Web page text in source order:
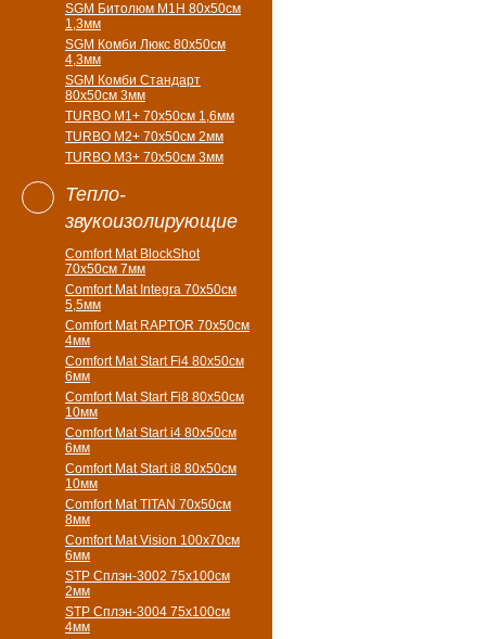
SGM Битолюм M1H 80x50см
1,3мм
SGM Комби Люкс 80x50см
4,3мм
SGM Комби Стандарт
80x50см 3мм
TURBO M1+ 70х50см 1,6мм
TURBO M2+ 70х50см 2мм
TURBO M3+ 70х50см 3мм
Тепло-
звукоизолирующие
Comfort Mat BlockShot
70х50см 7мм
Comfort Mat Integra 70х50см
5,5мм
Comfort Mat RAPTOR 70х50см
4мм
Comfort Mat Start Fi4 80х50см
6мм
Comfort Mat Start Fi8 80х50см
10мм
Comfort Mat Start i4 80х50см
6мм
Comfort Mat Start i8 80х50см
10мм
Comfort Mat TITAN 70х50см
8мм
Comfort Mat Vision 100х70см
6мм
STP Сплэн-3002 75х100см
2мм
STP Сплэн-3004 75х100см
4мм